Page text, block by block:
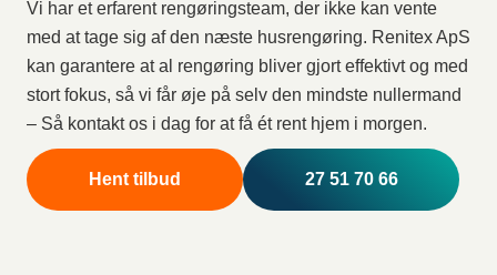
Vi har et erfarent rengøringsteam, der ikke kan vente
med at tage sig af den næste husrengøring. Renitex ApS
kan garantere at al rengøring bliver gjort effektivt og med
stort fokus, så vi får øje på selv den mindste nullermand
– Så kontakt os i dag for at få ét rent hjem i morgen.
Hent tilbud 27 51 70 66